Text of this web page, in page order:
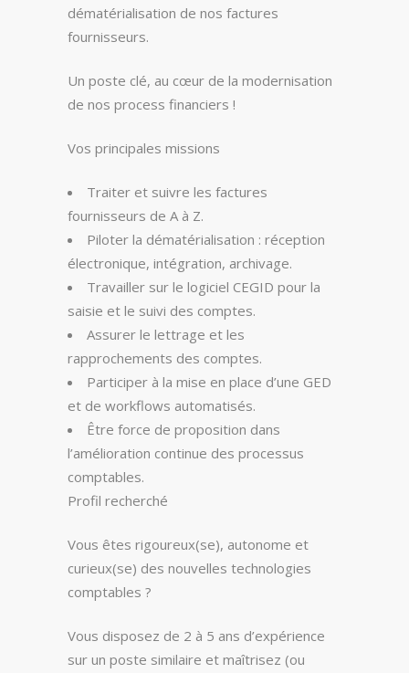
dématérialisation de nos factures
fournisseurs.
Un poste clé, au cœur de la modernisation
de nos process financiers !
Vos principales missions
Traiter et suivre les factures
fournisseurs de A à Z.
Piloter la dématérialisation : réception
électronique, intégration, archivage.
Travailler sur le logiciel CEGID pour la
saisie et le suivi des comptes.
Assurer le lettrage et les
rapprochements des comptes.
Participer à la mise en place d’une GED
et de workflows automatisés.
Être force de proposition dans
l’amélioration continue des processus
comptables.
Profil recherché
Vous êtes rigoureux(se), autonome et
curieux(se) des nouvelles technologies
comptables ?
Vous disposez de 2 à 5 ans d’expérience
sur un poste similaire et maîtrisez (ou